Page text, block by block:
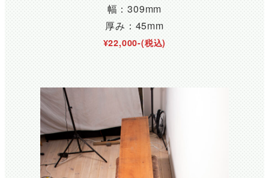
幅：309mm
厚み：45mm
¥22,000-(税込)